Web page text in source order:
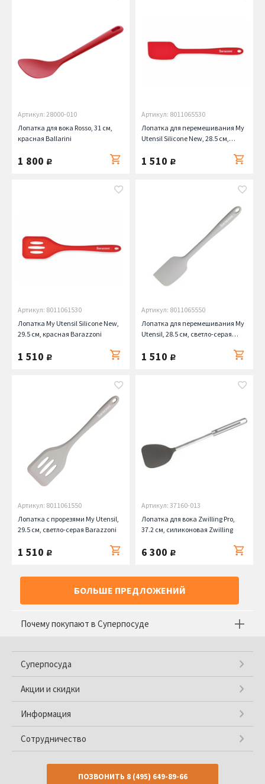
Артикул: 28000-010
Лопатка для вока Rosso, 31 см,
красная Ballarini
1 800 руб.
Артикул: 8011065530
Лопатка для перемешивания My
Utensil Silicone New, 28.5 см,
1 510 руб.
Артикул: 8011061530
Лопатка My Utensil Silicone New,
29.5 см, красная Barazzoni
1 510 руб.
Артикул: 8011065550
Лопатка для перемешивания My
Utensil, 28.5 см, светло-серая
1 510 руб.
Артикул: 8011061550
Лопатка с прорезями My Utensil,
29.5 см, светло-серая Barazzoni
1 510 руб.
Артикул: 37160-013
Лопатка для вока Zwilling Pro,
37.2 см, силиконовая Zwilling
6 300 руб.
БОЛЬШЕ ПРЕДЛОЖЕНИЙ
Почему покупают в Суперпосуде
Суперпосуда
Акции и скидки
Информация
Сотрудничество
ПОЗВОНИТЬ 8 (495) 649-89-66